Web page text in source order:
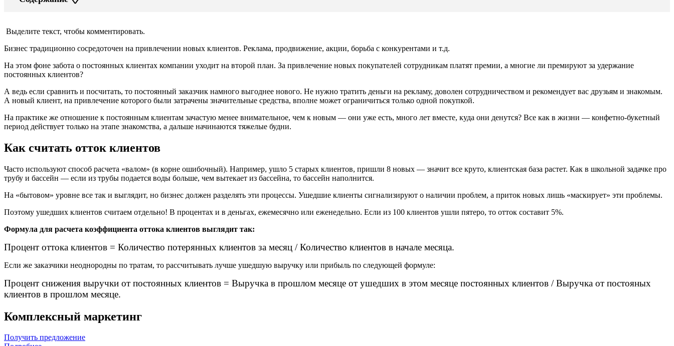
Выделите текст, чтобы комментировать.
Бизнес традиционно сосредоточен на привлечении новых клиентов. Реклама, продвижение, акции, борьба с конкурентами и т.д.
На этом фоне забота о постоянных клиентах компании уходит на второй план. За привлечение новых покупателей сотрудникам платят премии, а многие ли премируют за удержание
постоянных клиентов?
А ведь если сравнить и посчитать, то постоянный заказчик намного выгоднее нового. Не нужно тратить деньги на рекламу, доволен сотрудничеством и рекомендует вас друзьям и знакомым.
А новый клиент, на привлечение которого были затрачены значительные средства, вполне может ограничиться только одной покупкой.
На практике же отношение к постоянным клиентам зачастую менее внимательное, чем к новым — они уже есть, много лет вместе, куда они денутся? Все как в жизни — конфетно-букетный
период действует только на этапе знакомства, а дальше начинаются тяжелые будни.
Как считать отток клиентов
Часто используют способ расчета «валом» (в корне ошибочный). Например, ушло 5 старых клиентов, пришли 8 новых — значит все круто, клиентская база растет. Как в школьной задачке про
трубу и бассейн — если из трубы подается воды больше, чем вытекает из бассейна, то бассейн наполнится.
На «бытовом» уровне все так и выглядит, но бизнес должен разделять эти процессы. Ушедшие клиенты сигнализируют о наличии проблем, а приток новых лишь «маскирует» эти проблемы.
Поэтому ушедших клиентов считаем отдельно! В процентах и в деньгах, ежемесячно или еженедельно. Если из 100 клиентов ушли пятеро, то отток составит 5%.
Формула для расчета коэффициента оттока клиентов выглядит так:
Процент оттока клиентов = Количество потерянных клиентов за месяц / Количество клиентов в начале месяца.
Если же заказчики неоднородны по тратам, то рассчитывать лучше ушедшую выручку или прибыль по следующей формуле:
Процент снижения выручки от постоянных клиентов = Выручка в прошлом месяце от ушедших в этом месяце постоянных клиентов / Выручка от постояных
клиентов в прошлом месяце.
Комплексный маркетинг
Получить предложение